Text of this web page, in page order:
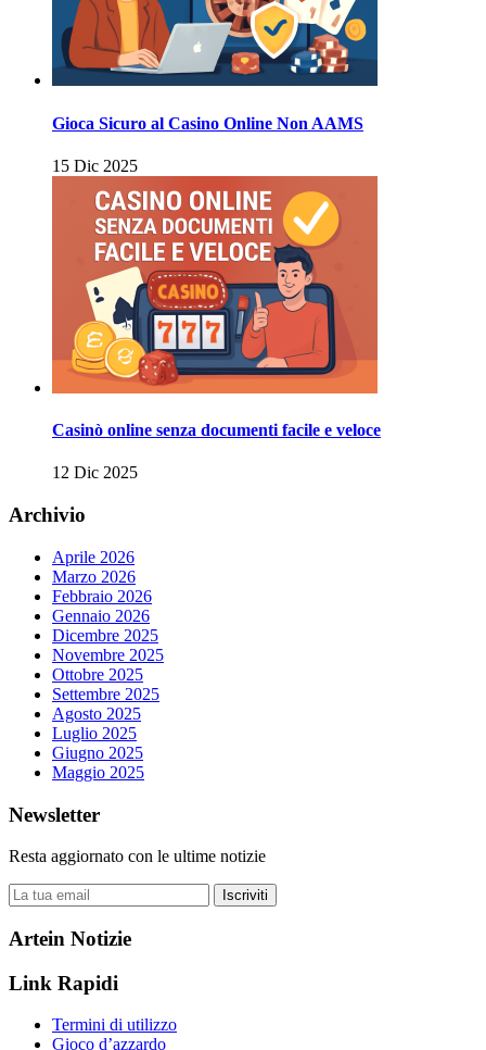
Gioca Sicuro al Casino Online Non AAMS
15 Dic 2025
Casinò online senza documenti facile e veloce
12 Dic 2025
Archivio
Aprile 2026
Marzo 2026
Febbraio 2026
Gennaio 2026
Dicembre 2025
Novembre 2025
Ottobre 2025
Settembre 2025
Agosto 2025
Luglio 2025
Giugno 2025
Maggio 2025
Newsletter
Resta aggiornato con le ultime notizie
Iscriviti
Artein Notizie
Link Rapidi
Termini di utilizzo
Gioco d’azzardo